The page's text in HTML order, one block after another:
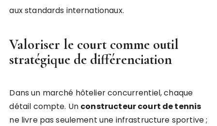
aux standards internationaux.
Valoriser le court comme outil
stratégique de différenciation
Dans un marché hôtelier concurrentiel, chaque
détail compte. Un constructeur court de tennis
ne livre pas seulement une infrastructure sportive ;